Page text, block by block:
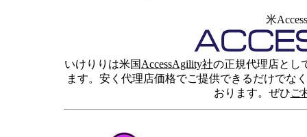
米
いけりりは米国AccessAgility社の正規代理店とし
ます。安く代理店価格でご提供できるだけでな
おります。ぜひご